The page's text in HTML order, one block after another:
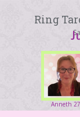
Ring
Anneth